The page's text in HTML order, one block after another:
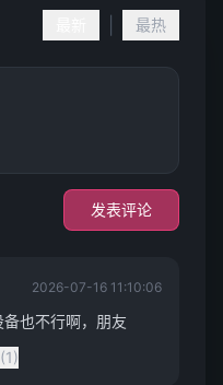
最热
发表评论
2026-07-16 11:10:06
也不行啊，朋友